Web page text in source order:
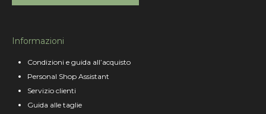
Informazioni
Condizioni e guida all’acquisto
Personal Shop Assistant
Servizio clienti
Guida alle taglie